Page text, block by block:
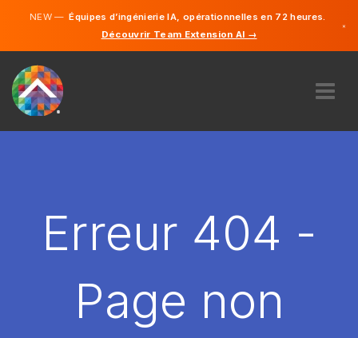
NEW —Équipes d’ingénierie IA, opérationnelles en 72 heures.
Découvrir Team Extension AI →
×
DÉMARRER
Erreur 404 -
Page non